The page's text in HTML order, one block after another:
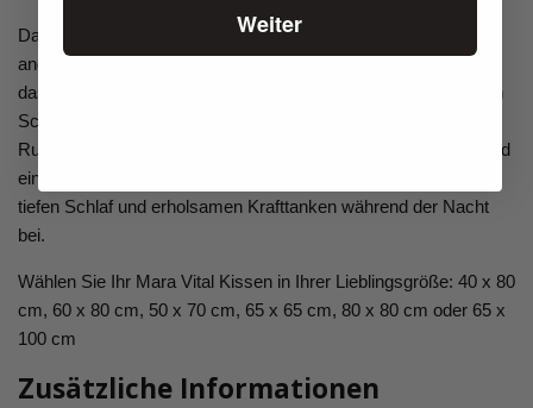
Dank des pflegeleichten Baumwollbezuges ist das Kissen
angenehm weich. Kontrolliert biologischer Anbau garantiert,
dass keinerlei Rückstände von Spritz- oder Düngemitteln Ihren
Schlaf beeinträchtigen und Sie auf einem hautsympathischen
Ruhekissen schlafen. Das gute Gefühl, die Natur zu achten und
ein nachhaltiges Naturprodukt ausgewählt zu haben, trägt zum
tiefen Schlaf und erholsamen Krafttanken während der Nacht
bei.
Wählen Sie Ihr Mara Vital Kissen in Ihrer Lieblingsgröße: 40 x 80
cm, 60 x 80 cm, 50 x 70 cm, 65 x 65 cm, 80 x 80 cm oder 65 x
100 cm
Zusätzliche Informationen
Weiter